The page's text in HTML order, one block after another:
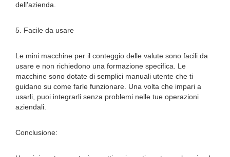
dell'azienda.
5. Facile da usare
Le mini macchine per il conteggio delle valute sono facili da
usare e non richiedono una formazione specifica. Le
macchine sono dotate di semplici manuali utente che ti
guidano su come farle funzionare. Una volta che impari a
usarli, puoi integrarli senza problemi nelle tue operazioni
aziendali.
Conclusione: